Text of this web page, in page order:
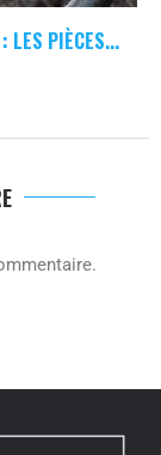
: LES PIÈCES...